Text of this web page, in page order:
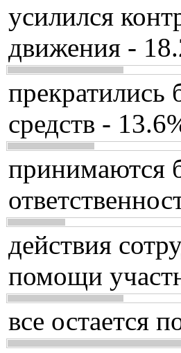
усилился
движения -
прекратились
средств -
принимаются
действия
помощи
все остается